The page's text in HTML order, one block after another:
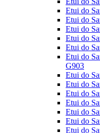
Etui do
Etui do
Etui do
Etui do
Etui do
Etui do
G903
Etui do
Etui do
Etui do
Etui do
Etui do
Etui do
Etui do